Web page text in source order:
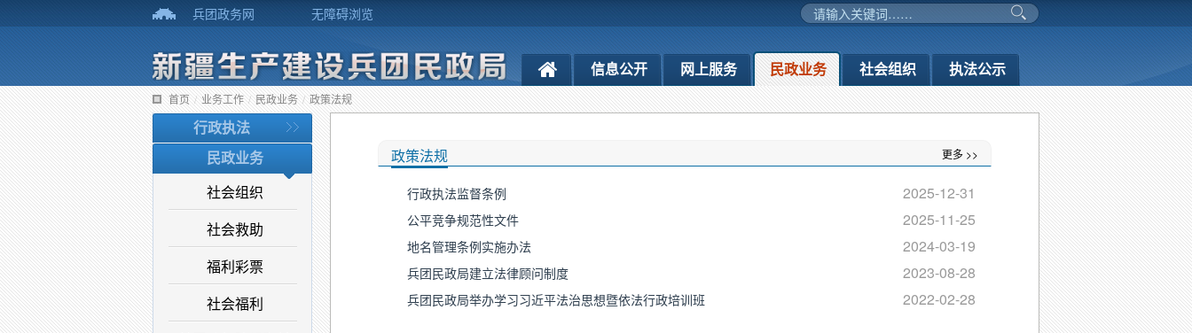
兵团政务网 无障碍浏览
信息公开 网上服务 民政业务 社会组织 执法公示
首页 / 业务工作 / 民政业务 / 政策法规
行政执法
民政业务
社会组织
社会救助
福利彩票
社会福利
政策法规 更多 >>
行政执法监督条例 2025-12-31
公平竞争规范性文件 2025-11-25
地名管理条例实施办法 2024-03-19
兵团民政局建立法律顾问制度 2023-08-28
兵团民政局举办学习习近平法治思想暨依法行政培训班 2022-02-28